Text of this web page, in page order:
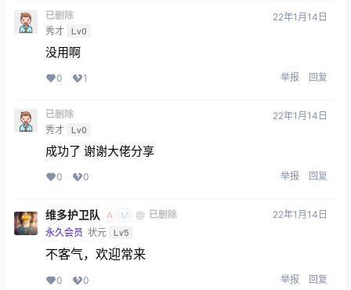
已删除
秀才 Lv0
22年1月14日
没用啊
0 1 举报 回复
已删除
秀才 Lv0
22年1月14日
成功了 谢谢大佬分享
0 0 举报 回复
维多护卫队 A M @ 已删除
永久会员 状元 Lv5
22年1月14日
不客气，欢迎常来
0 0 举报 回复